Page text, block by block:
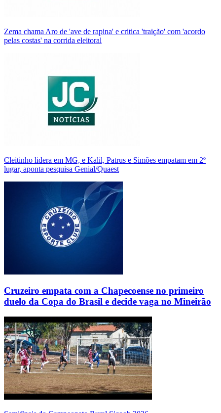
Zema chama Aro de 'ave de rapina' e critica 'traição' com 'acordo
pelas costas' na corrida eleitoral
Cleitinho lidera em MG, e Kalil, Patrus e Simões empatam em 2º
lugar, aponta pesquisa Genial/Quaest
Cruzeiro empata com a Chapecoense no primeiro
duelo da Copa do Brasil e decide vaga no Mineirão